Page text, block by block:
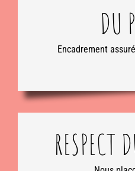
DU
Encadrement
RESPECT